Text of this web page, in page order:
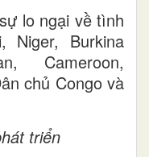
lo ngại về tình
Niger, Burkina
Cameroon,
chủ Congo và
triển